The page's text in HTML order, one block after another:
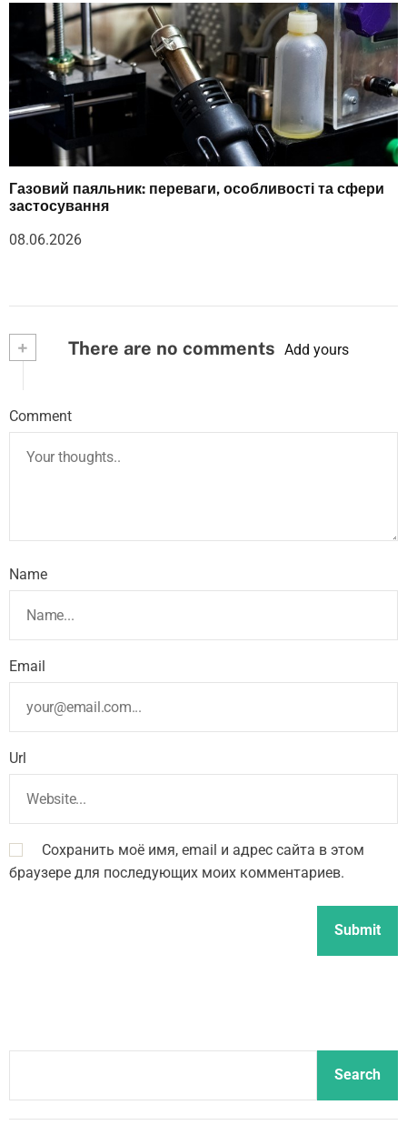
Газовий паяльник: переваги, особливості та сфери
застосування
08.06.2026
+ There are no comments Add yours
Comment
Name
Email
Url
Сохранить моё имя, email и адрес сайта в этом
браузере для последующих моих комментариев.
a
Search